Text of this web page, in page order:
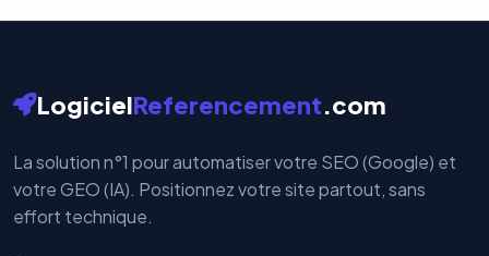
LogicielReferencement.com
La solution n°1 pour automatiser votre SEO (Google) et
votre GEO (IA). Positionnez votre site partout, sans
effort technique.